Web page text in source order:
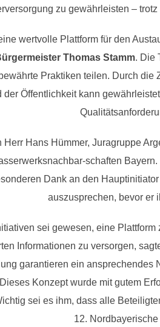
zu gewährleisten –
wertvolle Plattform für den
Thomas Stamm. Die
Praktiken teilen. Durch
der Öffentlichkeit kann
Hans Hümmer, Juragruppe
schaften
Dank an den
auszusprechen, bevor er
sei gewesen, eine
Informationen zu versorgen,
garantieren ein ansprechendes
Konzept wurde mit gutem
sei es ihm, dass alle
12.